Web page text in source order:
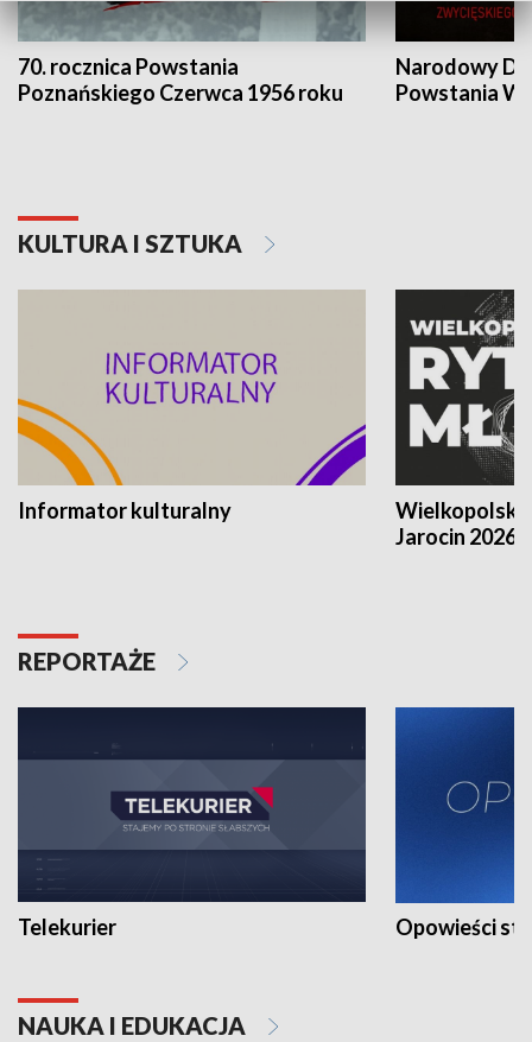
70. rocznica Powstania
Poznańskiego Czerwca 1956 roku
Narodowy
Powstania
KULTURA I SZTUKA
Informator kulturalny
Jarocin 2026
REPORTAŻE
Telekurier Opowieści
NAUKA I EDUKACJA